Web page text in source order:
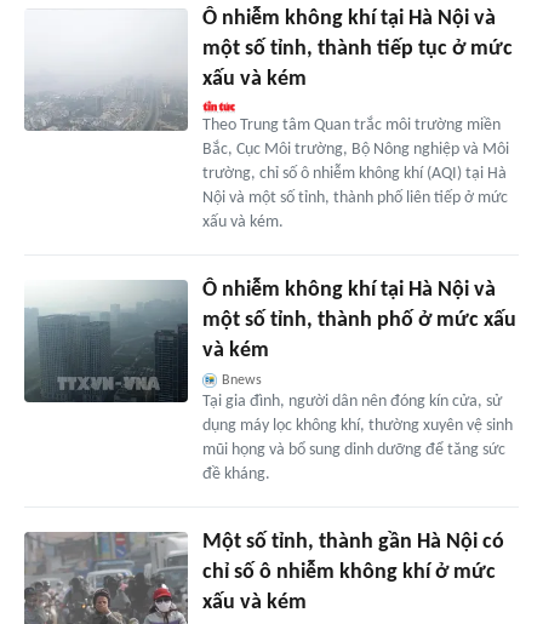
Ô nhiễm không khí tại Hà Nội và
một số tỉnh, thành tiếp tục ở mức
xấu và kém
Theo Trung tâm Quan trắc môi trường miền
Bắc, Cục Môi trường, Bộ Nông nghiệp và Môi
trường, chỉ số ô nhiễm không khí (AQI) tại Hà
Nội và một số tỉnh, thành phố liên tiếp ở mức
xấu và kém.
Ô nhiễm không khí tại Hà Nội và
một số tỉnh, thành phố ở mức xấu
và kém
Bnews
Tại gia đình, người dân nên đóng kín cửa, sử
dụng máy lọc không khí, thường xuyên vệ sinh
mũi họng và bổ sung dinh dưỡng để tăng sức
đề kháng.
Một số tỉnh, thành gần Hà Nội có
chỉ số ô nhiễm không khí ở mức
xấu và kém